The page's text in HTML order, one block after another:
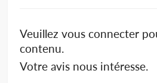
Veuillez vous connecter
contenu.
Votre avis nous intéresse.